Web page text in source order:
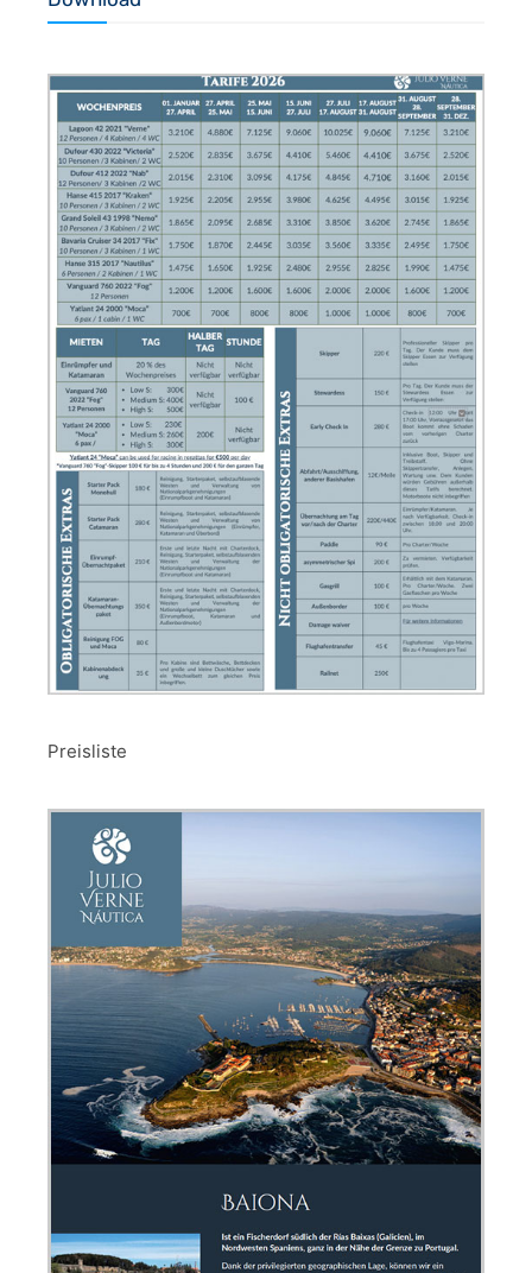
Preisliste